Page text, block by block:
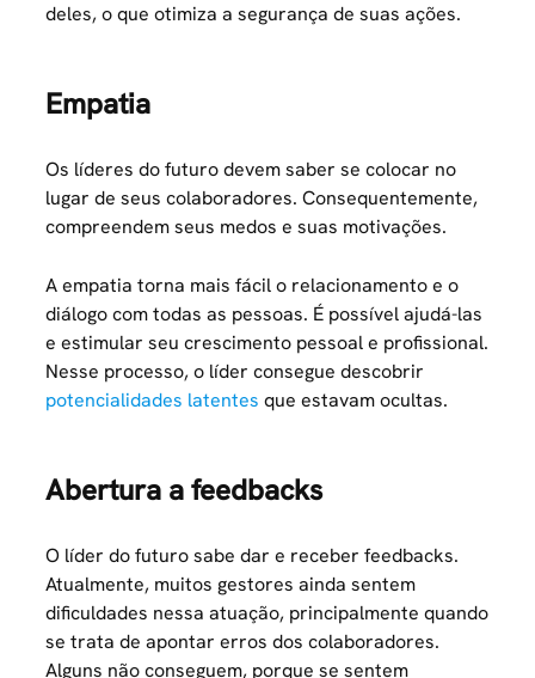
deles, o que otimiza a segurança de suas ações.
Empatia
Os líderes do futuro devem saber se colocar no
lugar de seus colaboradores. Consequentemente,
compreendem seus medos e suas motivações.
A empatia torna mais fácil o relacionamento e o
diálogo com todas as pessoas. É possível ajudá-las
e estimular seu crescimento pessoal e profissional.
Nesse processo, o líder consegue descobrir
potencialidades latentes que estavam ocultas.
Abertura a feedbacks
O líder do futuro sabe dar e receber feedbacks.
Atualmente, muitos gestores ainda sentem
dificuldades nessa atuação, principalmente quando
se trata de apontar erros dos colaboradores.
Alguns não conseguem, porque se sentem